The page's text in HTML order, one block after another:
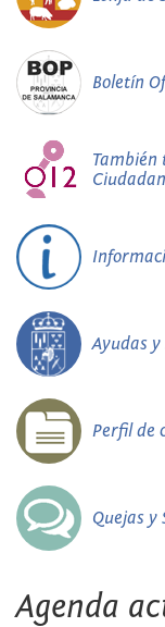
Boletín
También
Ayudas y
Perfil de
Quejas y
Agenda